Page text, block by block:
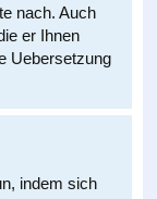
nach. Auch
er Ihnen
Uebersetzung
indem sich